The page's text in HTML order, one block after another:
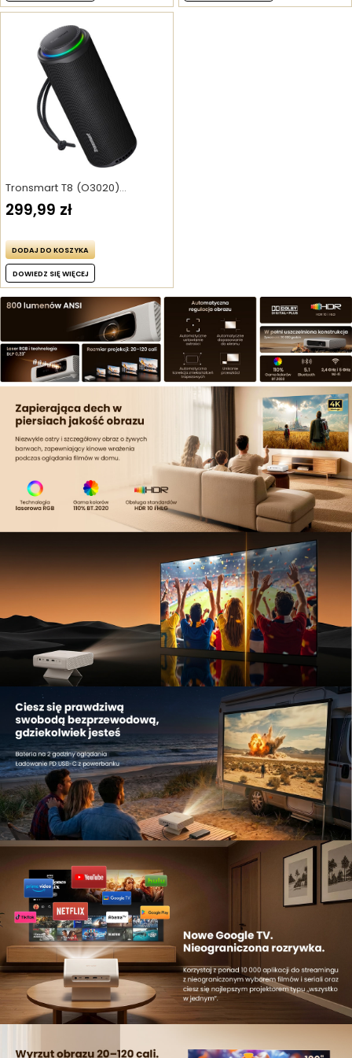
Tronsmart T8 (O3020)
przenośny głośnik outdoorowy,
wodoodporność IPX7 – Czarny
299,99 zł
DODAJ DO KOSZYKA
DOWIEDZ SIĘ WIĘCEJ